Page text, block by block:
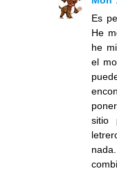
Es
He
he
el
sitio